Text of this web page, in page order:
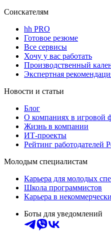
Соискателям
hh PRO
Готовое резюме
Все сервисы
Хочу у вас работать
Производственный
Экспертная
Новости и статьи
Блог
О компаниях в игровой
Жизнь в компании
ИТ-проекты
Рейтинг работодателей
Молодым специалистам
Карьера для молодых
Школа программистов
Карьера в
Боты для уведомлений